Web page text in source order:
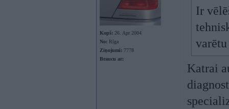
Kopš: 26. Apr 2004
No: Rīga
Ziņojumi: 7778
Braucu ar:
Ir
Katrai